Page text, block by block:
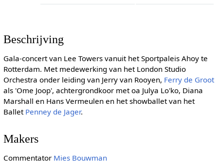
Beschrijving
Gala-concert van Lee Towers vanuit het Sportpaleis Ahoy te
Rotterdam. Met medewerking van het London Studio
Orchestra onder leiding van Jerry van Rooyen, Ferry de Groot
als 'Ome Joop', achtergrondkoor met oa Julya Lo'ko, Diana
Marshall en Hans Vermeulen en het showballet van het
Ballet Penney de Jager.
Makers
Commentator Mies Bouwman